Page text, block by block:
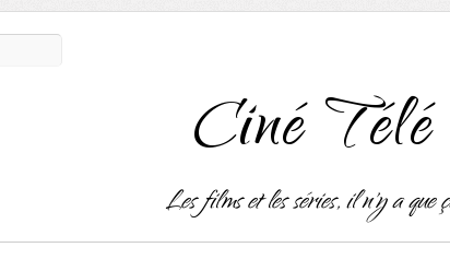
Ciné
Les films et les séries, il n'y a